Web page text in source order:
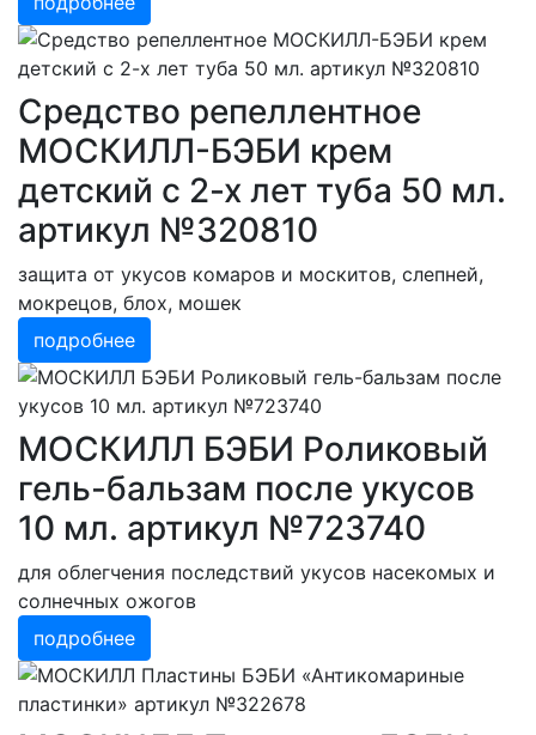
Средство репеллентное
МОСКИЛЛ-БЭБИ крем
детский с 2-х лет туба 50 мл.
артикул №320810
защита от укусов комаров и москитов, слепней,
мокрецов, блох, мошек
подробнее
МОСКИЛЛ БЭБИ Роликовый
гель-бальзам после укусов
10 мл. артикул №723740
для облегчения последствий укусов насекомых и
солнечных ожогов
подробнее